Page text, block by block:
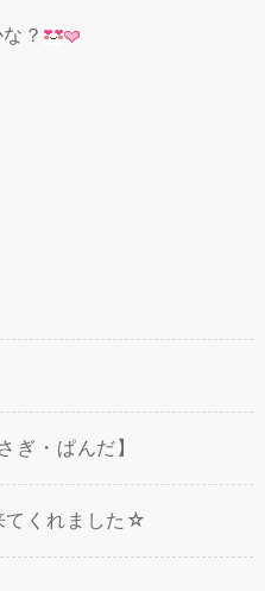
？
ぎ・ぱんだ】
てくれました☆